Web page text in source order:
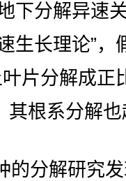
分解异速关
生长理论”，
片分解成正
其根系分解
分解研究发